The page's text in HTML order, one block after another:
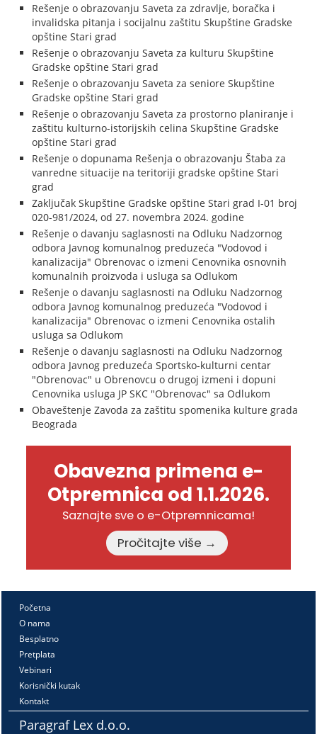
Rešenje o obrazovanju Saveta za zdravlje, boračka i
invalidska pitanja i socijalnu zaštitu Skupštine Gradske
opštine Stari grad
Rešenje o obrazovanju Saveta za kulturu Skupštine
Gradske opštine Stari grad
Rešenje o obrazovanju Saveta za seniore Skupštine
Gradske opštine Stari grad
Rešenje o obrazovanju Saveta za prostorno planiranje i
zaštitu kulturno-istorijskih celina Skupštine Gradske
opštine Stari grad
Rešenje o dopunama Rešenja o obrazovanju Štaba za
vanredne situacije na teritoriji gradske opštine Stari
grad
Zaključak Skupštine Gradske opštine Stari grad I-01 broj
020-981/2024, od 27. novembra 2024. godine
Rešenje o davanju saglasnosti na Odluku Nadzornog
odbora Javnog komunalnog preduzeća "Vodovod i
kanalizacija" Obrenovac o izmeni Cenovnika osnovnih
komunalnih proizvoda i usluga sa Odlukom
Rešenje o davanju saglasnosti na Odluku Nadzornog
odbora Javnog komunalnog preduzeća "Vodovod i
kanalizacija" Obrenovac o izmeni Cenovnika ostalih
usluga sa Odlukom
Rešenje o davanju saglasnosti na Odluku Nadzornog
odbora Javnog preduzeća Sportsko-kulturni centar
"Obrenovac" u Obrenovcu o drugoj izmeni i dopuni
Cenovnika usluga JP SKC "Obrenovac" sa Odlukom
Obaveštenje Zavoda za zaštitu spomenika kulture grada
Beograda
Obavezna primena e-
Otpremnica od 1.1.2026.
Saznajte sve o e-Otpremnicama!
Pročitajte više →
Početna
O nama
Besplatno
Pretplata
Vebinari
Korisnički kutak
Kontakt
Paragraf Lex d.o.o.